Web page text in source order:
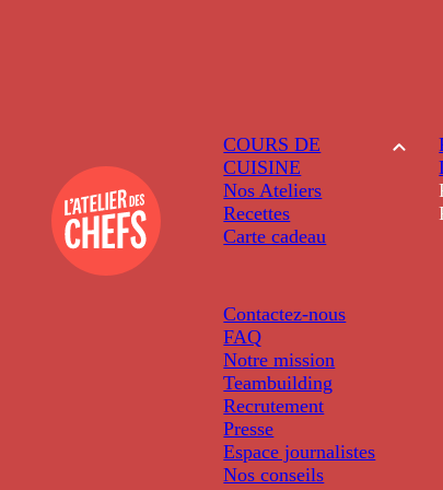
COURS DE
CUISINE
Nos Ateliers
Recettes
Carte cadeau
Contactez-nous
FAQ
Notre mission
Teambuilding
Recrutement
Presse
Espace journalistes
Nos conseils